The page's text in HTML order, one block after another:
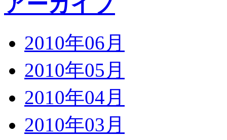
2010年06月
2010年05月
2010年04月
2010年03月